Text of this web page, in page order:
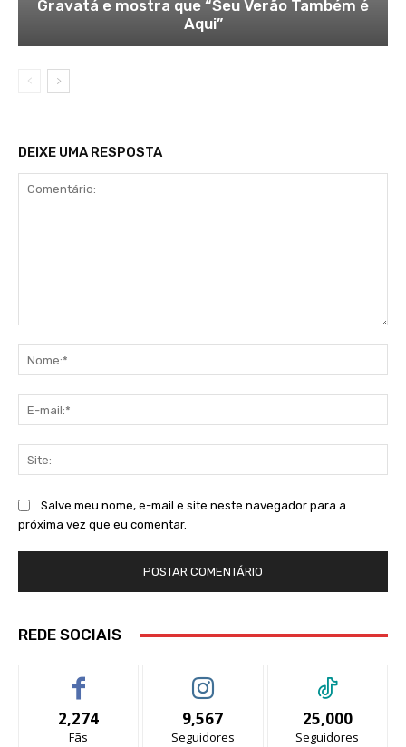
Gravatá e mostra que “Seu Verão Também é
Aqui”
DEIXE UMA RESPOSTA
Salve meu nome, e-mail e site neste navegador para a
próxima vez que eu comentar.
REDE SOCIAIS
2,274
Fãs
9,567
Seguidores
25,000
Seguidores